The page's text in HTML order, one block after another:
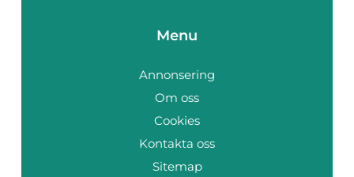
Menu
Annonsering
Om oss
Cookies
Kontakta oss
Sitemap